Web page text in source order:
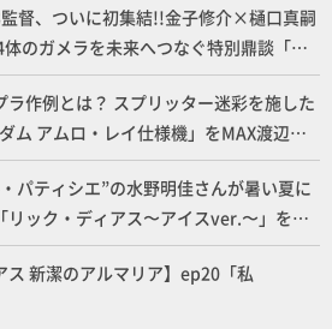
督、ついに初集結!!金子修介×樋口真嗣
のガメラを未来へつなぐ特別鼎談「ガ
化プロジェクト FINAL」
ラ作例とは？ スプリッター迷彩を施した
ダム アムロ・レイ仕様機」をMAX渡辺が
!!【試し読み】
パティシエ”の水野明佳さんが暑い夏に
リック・ディアス〜アイスver.〜」を製
フォワード Vol.11抜粋】
ス 新潔のアルマリア】ep20「私